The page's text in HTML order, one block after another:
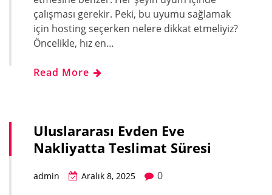
çalışması gerekir. Peki, bu uyumu sağlamak
için hosting seçerken nelere dikkat etmeliyiz?
Öncelikle, hız en…
Read More
Uluslararası Evden Eve
Nakliyatta Teslimat Süresi
admin Aralık 8, 2025
0